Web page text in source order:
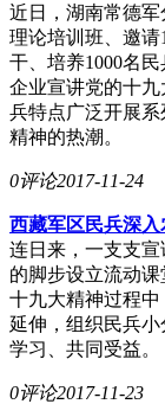
近日，湖南常德
理论培训班、邀请
干、培养1000名
企业宣讲党的十
兵特点广泛开展
精神的热潮。
0评论2017-11-24
西藏军区民兵深
连日来，一支支
的脚步设立流动
十九大精神过程
延伸，组织民兵
学习、共同受益。
0评论2017-11-23